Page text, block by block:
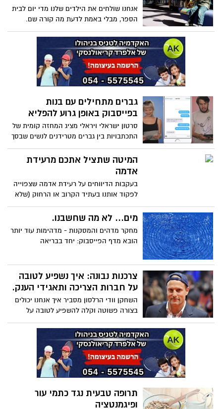
אנחנו שולחים את הילדים שלנו מדי יום לבית
הספר, מבלי באמת לדעת מה קורה שם.
כמובן שהדרך הכי טובה לברר איך עבר יומם
של ילדינו בבית הספר היא לשאול אותם, אבל
לשאלות ישירות לרוב נקבל תשובות קצרות
וריקות מתוכן כמו "בסדר", "טוב" ולא הרבה
מעבר. הובא מאתר: בא במייל/עופר בר אל
גברים מתחילים עם בנות
בפייסבוק באופן גרוע להפליא
סרטון ישראלי ויראלי מציג המחזה קומית של
התכתבויות בין גברים מטרידנים לנשים שבסך
הכל מנסות להיות מנומסות. הבעיה? זה לא
מצחיק בכלל הובא מדף הפייסבוק: החזית
המיטה שתציל אתכם מרעידת
אדמה
בעקבות הדיווחים על רעידת אדמה שצפוייה
לפקוד אותנו בעתיד הקרוב או הרחוק (שלא
נדע).מצאנו לכם פתרון חכם במקום למגן בינין
שלם..קנו מיטה ממוגנת ומאובזרת..
מים... לא מה שחשבנו.
מחקר מדהים והמסקנות - מדהימות עוד יותר
הובא מדף הפייסבוק: יחד בבריאה
צרכנות נבונה: איך נשפיע לטובה
על חברות הצריכה ותאגידי הענק.
השחקן וודי הרלסון מסביר איך אנחנו יכולים
בצורה פשוטה וקלה להשפיע לטובה על
חברות הצריכה ותאגידי הענק. הובא מדף
הפייסבוק: בואו ראו
תרופה טבעית נגד כתמי עור
ופיגמנטציה